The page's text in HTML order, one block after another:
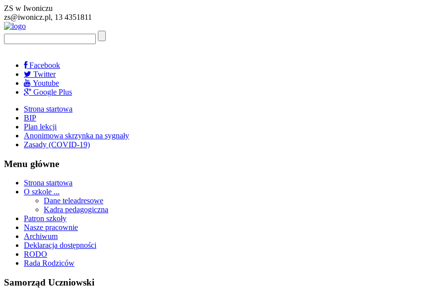
ZS w Iwoniczu
zs@iwonicz.pl, 13 4351811
Facebook
Twitter
Youtube
Google Plus
Strona startowa
BIP
Plan lekcji
Anonimowa skrzynka na sygnały
Zasady (COVID-19)
Menu główne
Strona startowa
O szkole ...
Dane teleadresowe
Kadra pedagogiczna
Patron szkoły
Nasze pracownie
Archiwum
Deklaracja dostępności
RODO
Rada Rodziców
Samorząd Uczniowski